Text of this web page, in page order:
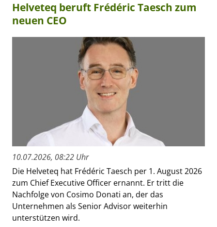
Helveteq beruft Frédéric Taesch zum
neuen CEO
10.07.2026, 08:22 Uhr
Die Helveteq hat Frédéric Taesch per 1. August 2026
zum Chief Executive Officer ernannt. Er tritt die
Nachfolge von Cosimo Donati an, der das
Unternehmen als Senior Advisor weiterhin
unterstützen wird.